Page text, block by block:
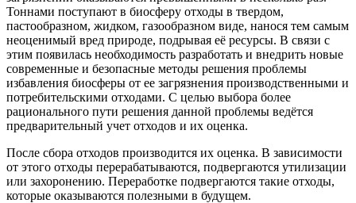
Тоннами поступают в биосферу отходы в твердом,
пастообразном, жидком, газообразном виде, нанося тем самым
неоценимый вред природе, подрывая её ресурсы. В связи с
этим появилась необходимость разработать и внедрить новые
современные и безопасные методы решения проблемы
избавления биосферы от ее загрязнения производственными и
потребительскими отходами. С целью выбора более
рационального пути решения данной проблемы ведётся
предварительный учет отходов и их оценка.
После сбора отходов производится их оценка. В зависимости
от этого отходы перерабатываются, подвергаются утилизации
или захоронению. Переработке подвергаются такие отходы,
которые оказываются полезными в будущем.